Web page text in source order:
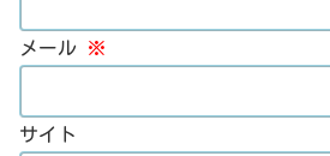
メール ※
サイト